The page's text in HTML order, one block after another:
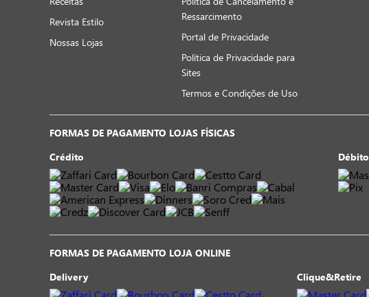
Revista Estilo
Nossas Lojas
Ressarcimento
Portal de Privacidade
Política de Privacidade para
Sites
Termos e Condições de Uso
FORMAS DE PAGAMENTO LOJAS FÍSICAS
Crédito
Débito
FORMAS DE PAGAMENTO LOJA ONLINE
Delivery
Clique&Retire